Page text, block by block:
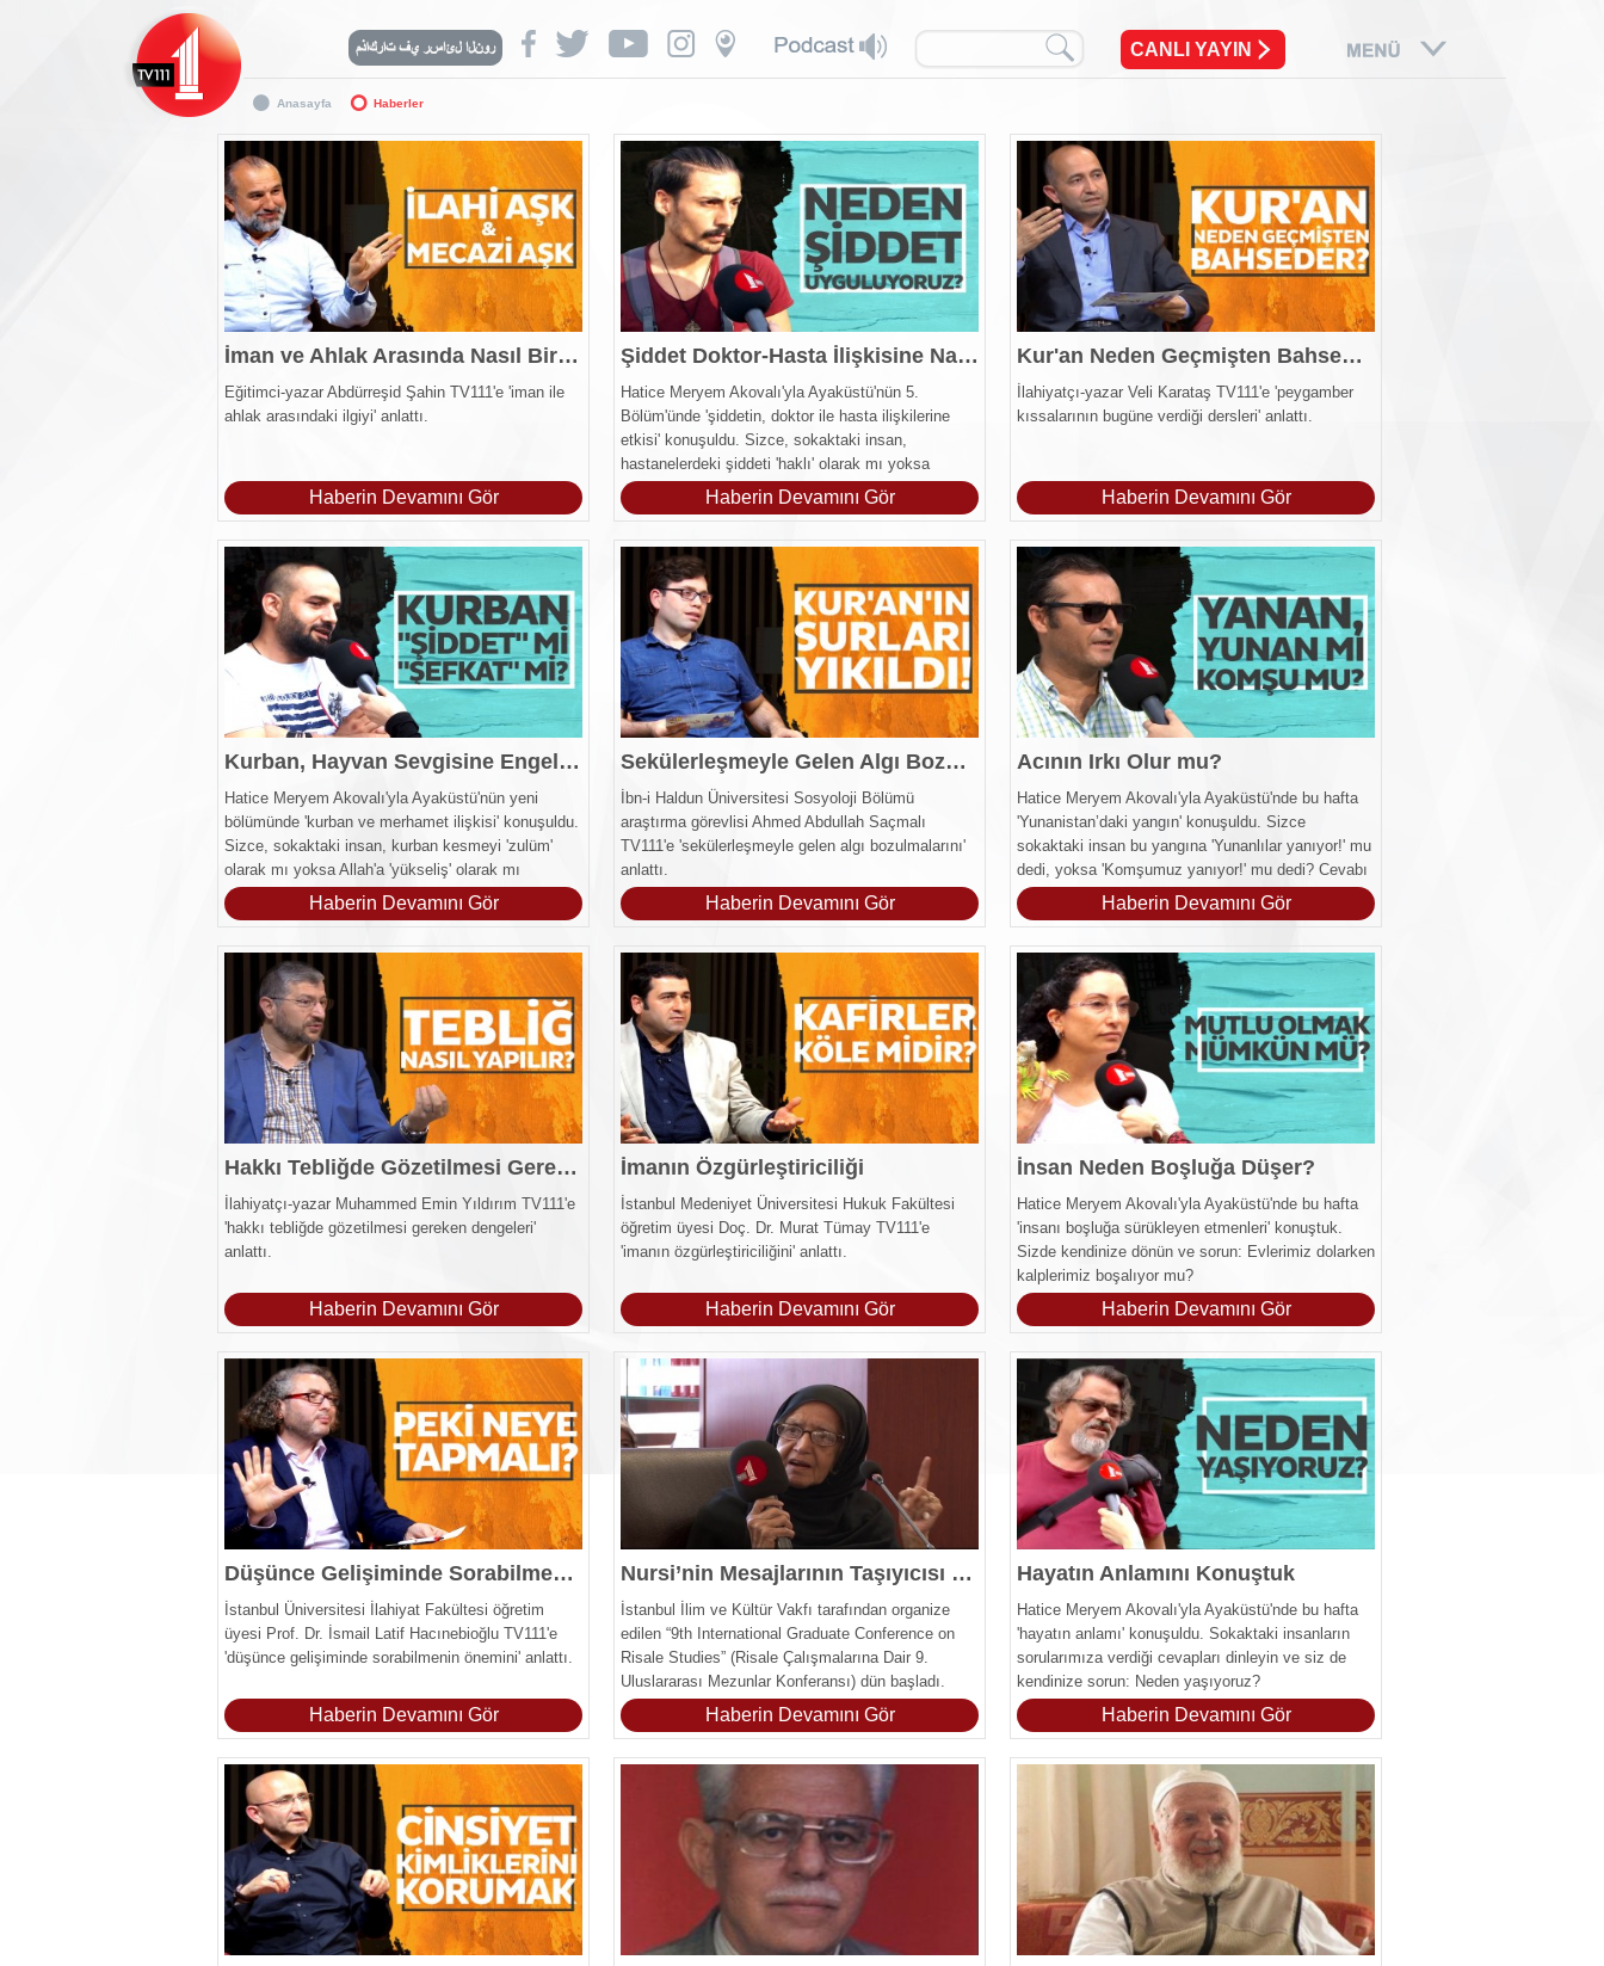
CANLI YAYIN
Anasayfa Haberler
İman ve Ahlak Arasında Nasıl Bir İlgi Var?
Eğitimci-yazar Abdürreşid Şahin TV111'e 'iman ile
ahlak arasındaki ilgiyi' anlattı.
Haberin Devamını Gör
Şiddet Doktor-Hasta İlişkisine Nasıl Yansıyor?
Hatice Meryem Akovalı'yla Ayaküstü'nün 5.
Bölüm'ünde 'şiddetin, doktor ile hasta ilişkilerine
etkisi' konuşuldu. Sizce, sokaktaki insan,
hastanelerdeki şiddeti 'haklı' olarak mı yoksa
'haksız' olarak mı değerlendirdi?
Haberin Devamını Gör
Kur'an Neden Geçmişten Bahseder?
İlahiyatçı-yazar Veli Karataş TV111'e 'peygamber
kıssalarının bugüne verdiği dersleri' anlattı.
Haberin Devamını Gör
Kurban, Hayvan Sevgisine Engel mi?
Hatice Meryem Akovalı'yla Ayaküstü'nün yeni
bölümünde 'kurban ve merhamet ilişkisi' konuşuldu.
Sizce, sokaktaki insan, kurban kesmeyi 'zulüm'
olarak mı yoksa Allah'a 'yükseliş' olarak mı
değerlendirdi?Haberin Devamını Gör
Sekülerleşmeyle Gelen Algı Bozulmaları
İbn-i Haldun Üniversitesi Sosyoloji Bölümü
araştırma görevlisi Ahmed Abdullah Saçmalı
TV111'e 'sekülerleşmeyle gelen algı bozulmalarını'
anlattı.
Haberin Devamını Gör
Acının Irkı Olur mu?
Hatice Meryem Akovalı'yla Ayaküstü'nde bu hafta
'Yunanistan’daki yangın' konuşuldu. Sizce
sokaktaki insan bu yangına 'Yunanlılar yanıyor!' mu
dedi, yoksa 'Komşumuz yanıyor!' mu dedi? Cevabı
videomuzda.Haberin Devamını Gör
Hakkı Tebliğde Gözetilmesi Gereken Dengeler
İlahiyatçı-yazar Muhammed Emin Yıldırım TV111'e
'hakkı tebliğde gözetilmesi gereken dengeleri'
anlattı.
Haberin Devamını Gör
İmanın Özgürleştiriciliği
İstanbul Medeniyet Üniversitesi Hukuk Fakültesi
öğretim üyesi Doç. Dr. Murat Tümay TV111'e
'imanın özgürleştiriciliğini' anlattı.
Haberin Devamını Gör
İnsan Neden Boşluğa Düşer?
Hatice Meryem Akovalı'yla Ayaküstü'nde bu hafta
'insanı boşluğa sürükleyen etmenleri' konuştuk.
Sizde kendinize dönün ve sorun: Evlerimiz dolarken
kalplerimiz boşalıyor mu?
Haberin Devamını Gör
Düşünce Gelişiminde Sorabilmenin Önemi
İstanbul Üniversitesi İlahiyat Fakültesi öğretim
üyesi Prof. Dr. İsmail Latif Hacınebioğlu TV111'e
'düşünce gelişiminde sorabilmenin önemini' anlattı.
Haberin Devamını Gör
Nursi’nin Mesajlarının Taşıyıcısı Olmalıyız!
İstanbul İlim ve Kültür Vakfı tarafından organize
edilen “9th International Graduate Conference on
Risale Studies” (Risale Çalışmalarına Dair 9.
Uluslararası Mezunlar Konferansı) dün başladı.
Haberin Devamını Gör
Hayatın Anlamını Konuştuk
Hatice Meryem Akovalı'yla Ayaküstü'nde bu hafta
'hayatın anlamı' konuşuldu. Sokaktaki insanların
sorularımıza verdiği cevapları dinleyin ve siz de
kendinize sorun: Neden yaşıyoruz?
Haberin Devamını Gör